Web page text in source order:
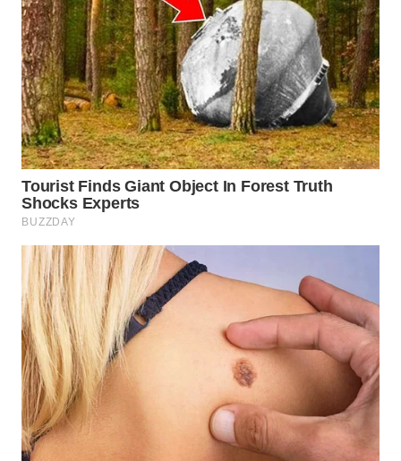
WN
PADANG
LAWAS
WN
SUMEDANG
WN
CIANJUR
WN
KEPULAUAN
SERIBU
WN
TANGERANG
WN
BINJAI